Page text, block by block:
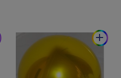
add